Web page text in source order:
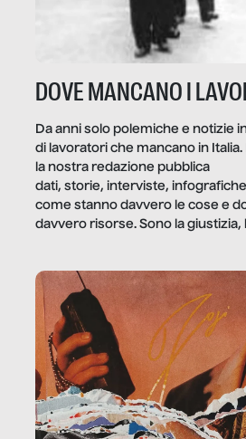
DOVE MANCANO I
Da anni solo polemiche e notizie
di lavoratori che mancano in
la nostra redazione pubblica
dati, storie, interviste,
come stanno davvero le cose e
davvero risorse. Sono la giustizia,